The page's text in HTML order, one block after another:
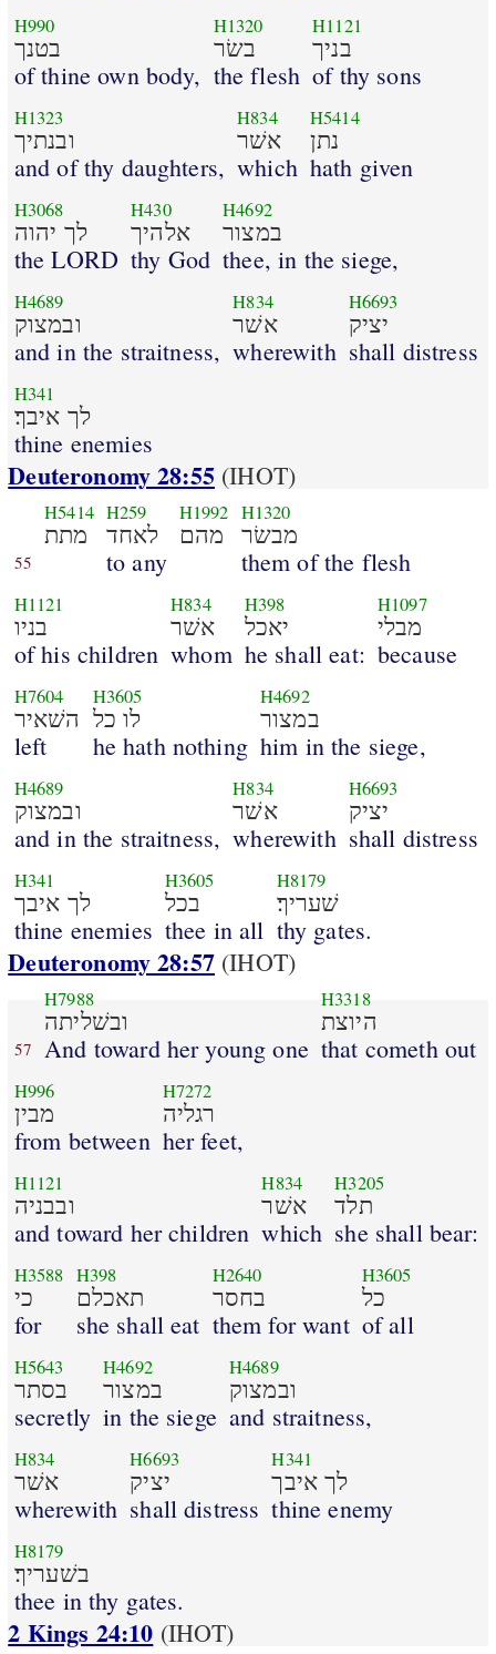
H990
בטנך
of thine own body,
H1320
בשׂר
the flesh
H1121
בניך
of thy sons
H1323
ובנתיך
and of thy daughters,
H834
אשׁר
which
H5414
נתן
hath given
H3068
לך יהוה
the LORD
H430
אלהיך
thy God
H4692
במצור
thee, in the siege,
H4689
ובמצוק
and in the straitness,
H834
אשׁר
wherewith
H6693
יציק
shall distress
H341
לך איבך׃
thine enemies
Deuteronomy 28:55(IHOT)
55
H5414
מתת
H259
לאחד
to any
H1992
מהם
H1320
מבשׂר
them of the flesh
H1121
בניו
of his children
H834
אשׁר
whom
H398
יאכל
he shall eat:
H1097
מבלי
because
H7604
השׁאיר
left
H3605
לו כל
he hath nothing
H4692
במצור
him in the siege,
H4689
ובמצוק
and in the straitness,
H834
אשׁר
wherewith
H6693
יציק
shall distress
H341
לך איבך
thine enemies
H3605
בכל
thee in all
H8179
שׁעריך׃
thy gates.
Deuteronomy 28:57(IHOT)
57
H7988
ובשׁליתה
And toward her young one
H3318
היוצת
that cometh out
H996
מבין
from between
H7272
רגליה
her feet,
H1121
ובבניה
and toward her children
H834
אשׁר
which
H3205
תלד
she shall bear:
H3588
כי
for
H398
תאכלם
she shall eat
H2640
בחסר
them for want
H3605
כל
of all
H5643
בסתר
secretly
H4692
במצור
in the siege
H4689
ובמצוק
and straitness,
H834
אשׁר
wherewith
H6693
יציק
shall distress
H341
לך איבך
thine enemy
H8179
בשׁעריך׃
thee in thy gates.
2 Kings 24:10 (IHOT)